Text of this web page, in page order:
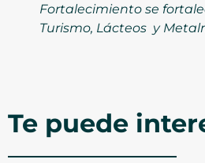
Fortalecimiento se
Turismo, Lácteos y
Te puede